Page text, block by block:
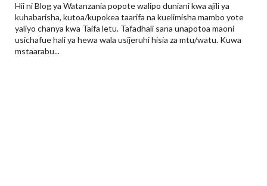
Hii ni Blog ya Watanzania popote walipo duniani kwa ajili ya
kuhabarisha, kutoa/kupokea taarifa na kuelimisha mambo yote
yaliyo chanya kwa Taifa letu. Tafadhali sana unapotoa maoni
usichafue hali ya hewa wala usijeruhi hisia za mtu/watu. Kuwa
mstaarabu...